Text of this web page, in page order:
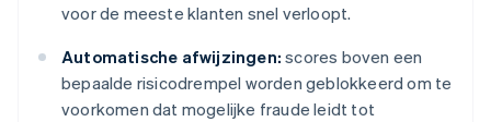
voor de meeste klanten snel verloopt.
Automatische afwijzingen: scores boven een
bepaalde risicodrempel worden geblokkeerd om te
voorkomen dat mogelijke fraude leidt tot